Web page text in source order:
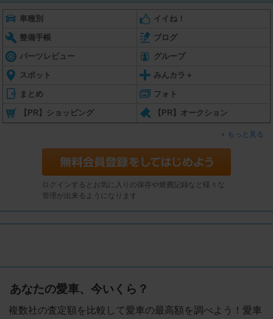
車種別 イイね！
整備手帳 ブログ
パーツレビュー グループ
スポット みんカラ＋
まとめ フォト
【PR】ショッピング 【PR】オークション
もっと見る
ログインするとお気に入りの保存や燃費記録など様々な
管理が出来るようになります
あなたの愛車、今いくら？
複数社の査定額を比較して愛車の最高額を調べよう！愛車